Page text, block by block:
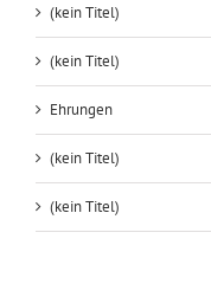
(kein Titel)
(kein Titel)
Ehrungen
(kein Titel)
(kein Titel)